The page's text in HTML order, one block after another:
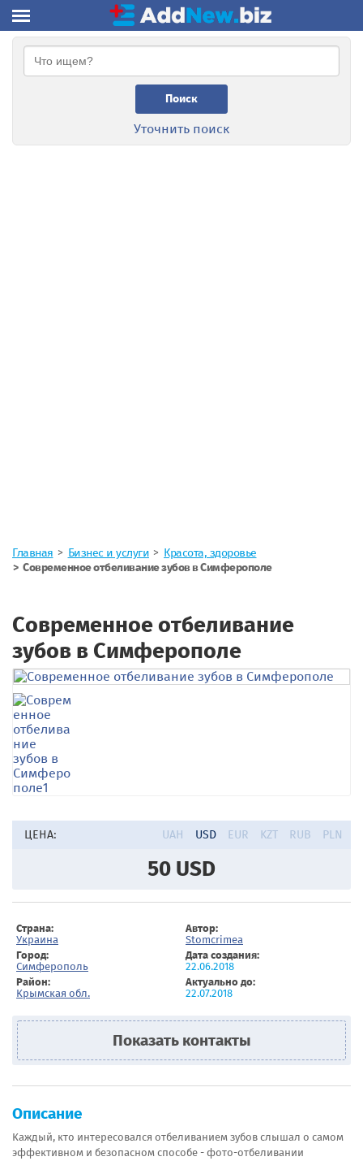
Поиск
Уточнить поиск
Главная Бизнес и услуги
Красота, здоровье
Современное отбеливание зубов в Симферополе
Современное отбеливание
зубов в Симферополе
ЦЕНА: UAH USD EUR KZT RUB PLN
50 USD
Страна:
Украина
Автор:
Stomcrimea
Город:
Симферополь
Дата создания:
22.06.2018
Район:
Крымская обл.
Актуально до:
22.07.2018
Показать контакты
Описание
Каждый, кто интересовался отбеливанием зубов слышал о самом
эффективном и безопасном способе - фото-отбеливании